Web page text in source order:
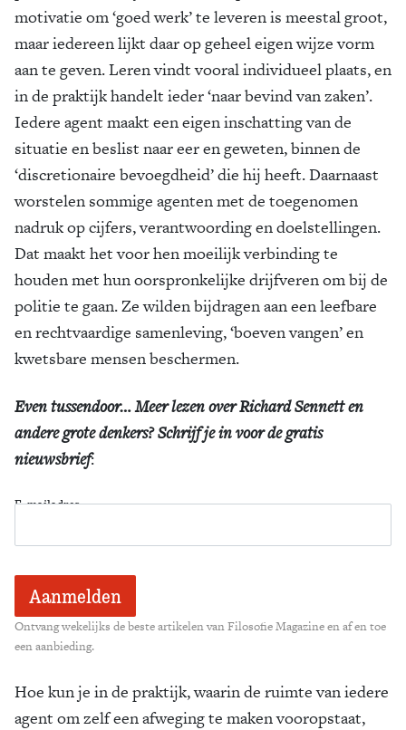
motivatie om ‘goed werk’ te leveren is meestal groot,
maar iedereen lijkt daar op geheel eigen wijze vorm
aan te geven. Leren vindt vooral individueel plaats, en
in de praktijk handelt ieder ‘naar bevind van zaken’.
Iedere agent maakt een eigen inschatting van de
situatie en beslist naar eer en geweten, binnen de
‘discretionaire bevoegdheid’ die hij heeft. Daarnaast
worstelen sommige agenten met de toegenomen
nadruk op cijfers, verantwoording en doelstellingen.
Dat maakt het voor hen moeilijk verbinding te
houden met hun oorspronkelijke drijfveren om bij de
politie te gaan. Ze wilden bijdragen aan een leefbare
en rechtvaardige samenleving, ‘boeven vangen’ en
kwetsbare mensen beschermen.
Even tussendoor… Meer lezen over Richard Sennett en
andere grote denkers? Schrijf je in voor de gratis
nieuwsbrief:
E-mailadres
Ontvang wekelijks de beste artikelen van Filosofie Magazine en af en toe
een aanbieding.
Hoe kun je in de praktijk, waarin de ruimte van iedere
agent om zelf een afweging te maken vooropstaat,